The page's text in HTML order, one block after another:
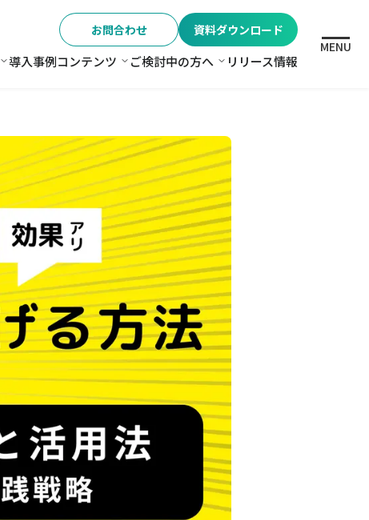
お問合わせ 資料ダウンロード
価格
導入事例コンテンツ コンテンツ
ご検討中の方へ ご検討中の方へ
リリース情報
MENU